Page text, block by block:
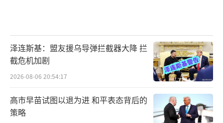
泽连斯基：盟友援乌导弹拦截器大降 拦
截危机加剧
2026-08-06 20:54:17
高市早苗试图以退为进 和平表态背后的
策略